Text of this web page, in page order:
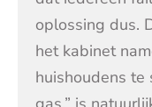
oplossing dus.
het kabinet
huishoudens